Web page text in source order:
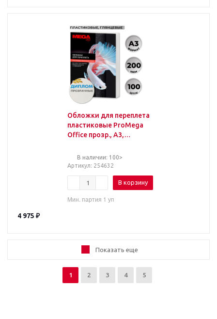
Обложки для переплета
пластиковые ProMega
Office прозр., А3,
В наличии: 100>
Артикул: 254632
В корзину
Мин. партия 1 уп
4 975 ₽
Показать еще
1 2 3 4 5